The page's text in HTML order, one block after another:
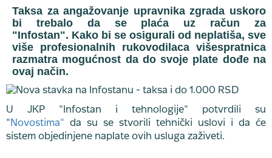
Taksa za angažovanje upravnika zgrada uskoro
bi trebalo da se plaća uz račun za
"Infostan". Kako bi se osigurali od neplatiša, sve
više profesionalnih rukovodilaca višespratnica
razmatra mogućnost da do svoje plate dođe na
ovaj način.
U JKP "Infostan i tehnologije" potvrdili su
" Novostima" da su se stvorili tehnički uslovi i da će
sistem objedinjene naplate ovih usluga zaživeti.